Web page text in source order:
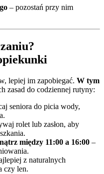
– pozostań przy nim
lepiej im zapobiegać. W tym
zasad do codziennej rutyny:
seniora do picia wody,
rolet lub zasłon, aby
między 11:00 a 16:00 –
z naturalnych
czy len.